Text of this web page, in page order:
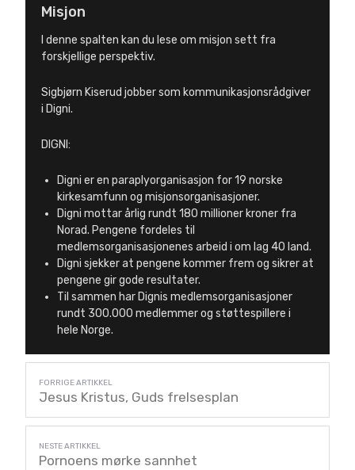
Misjon
I denne spalten kan du lese om misjon sett fra
forskjellige perspektiv.
Sigbjørn Kiserud jobber som kommunikasjonsrådgiver
i Digni.
DIGNI:
Digni er en paraplyorganisasjon for 19 norske
kirkesamfunn og misjonsorganisasjoner.
Digni mottar årlig rundt 180 millioner kroner fra
Norad. Pengene fordeles til
medlemsorganisasjonenes arbeid i om lag 40 land.
Digni sjekker at pengene kommer frem og sikrer at
pengene gir gode resultater.
Til sammen har Dignis medlemsorganisasjoner
rundt 300.000 medlemmer og støttespillere i
hele Norge.
Jesus Kristus, Guds frelsesplan
Pornoens mørke sannhet